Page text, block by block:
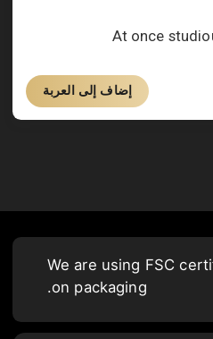
At once
إضاف إلى العربة
We are using FSC
on packaging.